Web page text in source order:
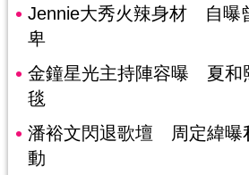
Jennie大秀火辣身材 自曝
卑
金鐘星光主持陣容曝 夏和
毯
潘裕文閃退歌壇 周定緯曝
動